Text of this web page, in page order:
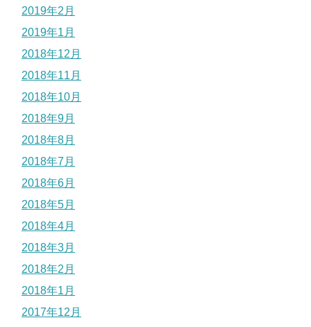
2019年2月
2019年1月
2018年12月
2018年11月
2018年10月
2018年9月
2018年8月
2018年7月
2018年6月
2018年5月
2018年4月
2018年3月
2018年2月
2018年1月
2017年12月